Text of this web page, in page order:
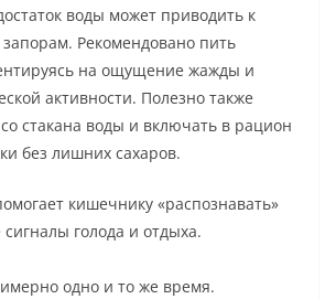
воды может приводить к
запорам. Рекомендовано пить
на ощущение жажды и
активности. Полезно также
стакана воды и включать в рацион
без лишних сахаров.
кишечнику «распознавать»
голода и отдыха.
одно и то же время.